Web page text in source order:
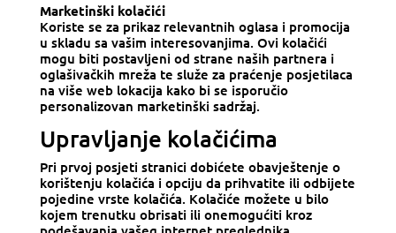
Marketinški kolačići
Koriste se za prikaz relevantnih oglasa i promocija
u skladu sa vašim interesovanjima. Ovi kolačići
mogu biti postavljeni od strane naših partnera i
oglašivačkih mreža te služe za praćenje posjetilaca
na više web lokacija kako bi se isporučio
personalizovan marketinški sadržaj.
Upravljanje kolačićima
Pri prvoj posjeti stranici dobićete obavještenje o
korištenju kolačića i opciju da prihvatite ili odbijete
pojedine vrste kolačića. Kolačiće možete u bilo
kojem trenutku obrisati ili onemogućiti kroz